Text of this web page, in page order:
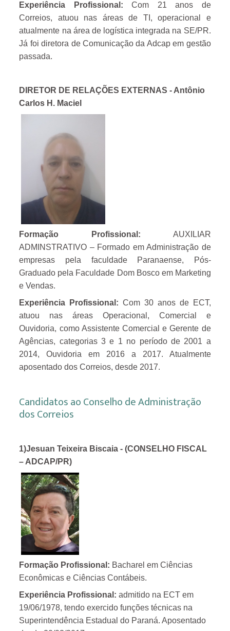
Experiência Profissional: Com 21 anos de
Correios, atuou nas áreas de TI, operacional e
atualmente na área de logística integrada na SE/PR.
Já foi diretora de Comunicação da Adcap em gestão
passada.
DIRETOR DE RELAÇÕES EXTERNAS - Antônio
Carlos H. Maciel
Formação Profissional: AUXILIAR
ADMINSTRATIVO – Formado em Administração de
empresas pela faculdade Paranaense, Pós-
Graduado pela Faculdade Dom Bosco em Marketing
e Vendas.
Experiência Profissional: Com 30 anos de ECT,
atuou nas áreas Operacional, Comercial e
Ouvidoria, como Assistente Comercial e Gerente de
Agências, categorias 3 e 1 no período de 2001 a
2014, Ouvidoria em 2016 a 2017. Atualmente
aposentado dos Correios, desde 2017.
Candidatos ao Conselho de Administração
dos Correios
1)Jesuan Teixeira Biscaia - (CONSELHO FISCAL
– ADCAP/PR)
Formação Profissional: Bacharel em Ciências
Econômicas e Ciências Contábeis.
Experiência Profissional: admitido na ECT em
19/06/1978, tendo exercido funções técnicas na
Superintendência Estadual do Paraná. Aposentado